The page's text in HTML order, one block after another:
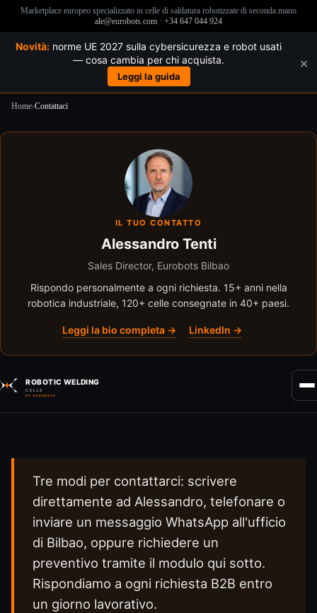
Marketplace europeo specializzato in celle di saldatura robotizzate di seconda mano
ale@eurobots.com · +34 647 044 924
Novità: norme UE 2027 sulla cybersicurezza e robot usati
— cosa cambia per chi acquista.
Leggi la guida
×
Home›Contattaci
al
IL TUO CONTATTO
Alessandro Tenti
Sales Director, Eurobots Bilbao
Rispondo personalmente a ogni richiesta. 15+ anni nella
robotica industriale, 120+ celle consegnate in 40+ paesi.
Leggi la bio completa → LinkedIn →
ROBOTIC WELDING
CELLS
BY EUROBOTS
Tre modi per contattarci: scrivere
direttamente ad Alessandro, telefonare o
inviare un messaggio WhatsApp all'ufficio
di Bilbao, oppure richiedere un
preventivo tramite il modulo qui sotto.
Rispondiamo a ogni richiesta B2B entro
un giorno lavorativo.